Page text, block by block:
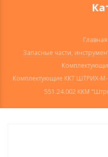
Главная
Запасные части,
Комплектующие ККТ ШТРИХ-
551.24.002 ККМ